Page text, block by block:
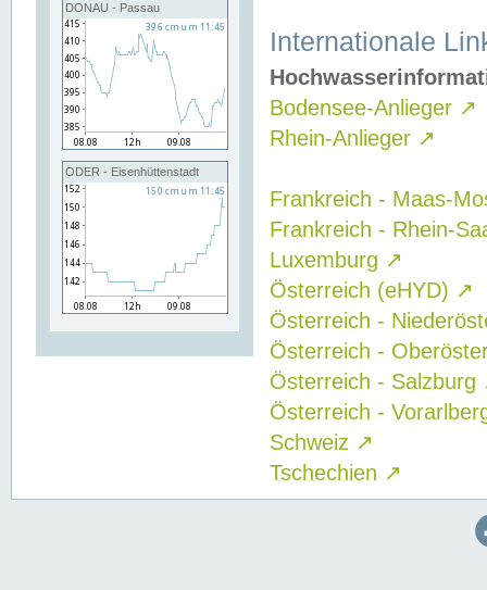
DONAU - Passau
ODER - Eisenhüttenstadt
Internationale
Bodensee-Anlieger ↗
Rhein-Anlieger ↗
Frankreich - Maas-
Frankreich - Rhein-
Luxemburg ↗
Österreich (eHYD) ↗
Österreich -
Österreich -
Österreich - Salzburg
Österreich -
Schweiz ↗
Tschechien ↗